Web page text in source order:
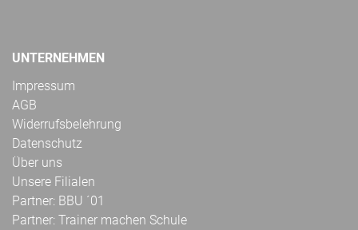
UNTERNEHMEN
Impressum
AGB
Widerrufsbelehrung
Datenschutz
Über uns
Unsere Filialen
Partner: BBU ´01
Partner: Trainer machen Schule